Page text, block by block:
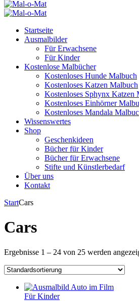
Startseite
Ausmalbilder
Für Erwachsene
Für Kinder
Kostenlose Malbücher
Kostenloses Hunde Malbuch
Kostenloses Katzen Malbuch
Kostenloses Sphynx Katzen
Kostenloses Einhörner
Kostenloses Mandala
Wissenswertes
Shop
Geschenkideen
Bücher für Kinder
Bücher für Erwachsene
Stifte und Künstlerbedarf
Über uns
Kontakt
StartCars
Cars
Ergebnisse 1 – 24 von 25 werden
Für Kinder